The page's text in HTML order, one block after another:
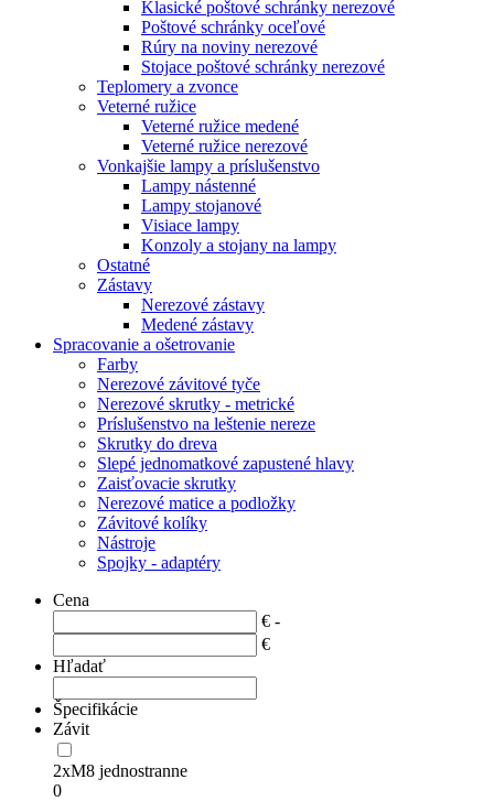
Klasické poštové schránky nerezové
Poštové schránky oceľové
Rúry na noviny nerezové
Stojace poštové schránky nerezové
Teplomery a zvonce
Veterné ružice
Veterné ružice medené
Veterné ružice nerezové
Vonkajšie lampy a príslušenstvo
Lampy nástenné
Lampy stojanové
Visiace lampy
Konzoly a stojany na lampy
Ostatné
Zástavy
Nerezové zástavy
Medené zástavy
Spracovanie a ošetrovanie
Farby
Nerezové závitové tyče
Nerezové skrutky - metrické
Príslušenstvo na leštenie nereze
Skrutky do dreva
Slepé jednomatkové zapustené hlavy
Zaisťovacie skrutky
Nerezové matice a podložky
Závitové kolíky
Nástroje
Spojky - adaptéry
Cena
€ -
€
Hľadať
Špecifikácie
Závit
2xM8 jednostranne
0